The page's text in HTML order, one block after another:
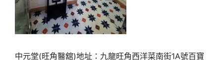
中元堂(旺角醫舘)地址：九龍旺角西洋菜南街1A號百寶